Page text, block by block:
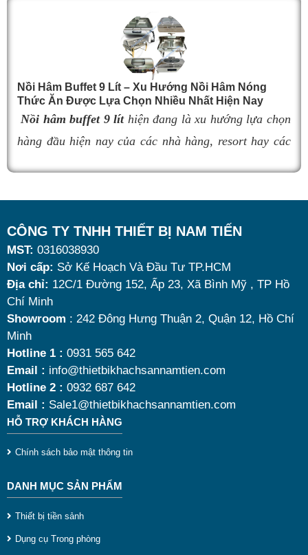
chất lượng, khả năng giữ nhiệt kém sẽ khiến thức ăn
nhanh nguội, làm giảm hương vị món ăn và ảnh
hưởng đến trải nghiệm khách hàng. Vì vậy, việc chọn
đúng sản phẩm giữ nhiệt tốt, bền đẹp và phù hợp nhu
cầu sử dụng là vô cùng quan trọng. Dưới đây là
Nồi Hâm Buffet 9 Lít – Xu Hướng Nồi Hâm Nóng
Thức Ăn Được Lựa Chọn Nhiều Nhất Hiện Nay
Nồi hâm buffet 9 líthiện đang là xu hướng lựa chọn
hàng đầu hiện nay của các nhà hàng, resort hay các
Tuy nhiên, giữa hàng loạt mẫu mã trên thị trường,
đâu là loại phù hợp nhất? Nên chọn nồi hâm buffet
dùng điện hay dùng cồn? Cùng tìm hiểu những tiêu
chí quan trọng giúp bạn chọn được mẫu
nóng thức ăn 9 lítchất lượng, bền đẹp và tối ưu chi
phí nhất hiện nay.
CÔNG TY TNHH THIẾT BỊ NAM TIẾN
MST: 0316038930
Nơi cấp: Sở Kế Hoạch Và Đầu Tư TP.HCM
Địa chỉ: 12C/1 Đường 152, Ấp 23, Xã Bình Mỹ , TP Hồ
Chí Minh
Showroom : 242 Đông Hưng Thuận 2, Quận 12, Hồ Chí
Minh
Hotline 1 : 0931 565 642
Email : info@thietbikhachsannamtien.com
Hotline 2 : 0932 687 642
Email : Sale1@thietbikhachsannamtien.com
HỖ TRỢ KHÁCH HÀNG
Chính sách bảo mật thông tin
DANH MỤC SẢN PHẨM
Thiết bị tiền sảnh
Dụng cụ Trong phòng